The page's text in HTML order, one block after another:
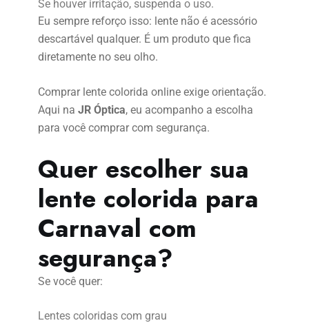
Se houver irritação, suspenda o uso.
Eu sempre reforço isso: lente não é acessório
descartável qualquer. É um produto que fica
diretamente no seu olho.
Comprar lente colorida online exige orientação.
Aqui na JR Óptica, eu acompanho a escolha
para você comprar com segurança.
Quer escolher sua
lente colorida para
Carnaval com
segurança?
Se você quer:
Lentes coloridas com grau